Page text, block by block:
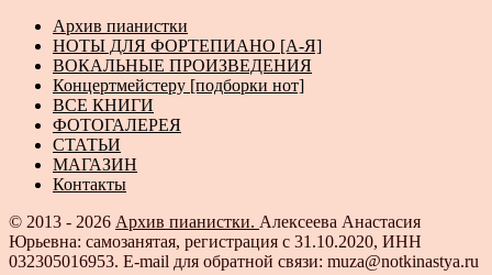
Архив пианистки
НОТЫ ДЛЯ ФОРТЕПИАНО [А-Я]
ВОКАЛЬНЫЕ ПРОИЗВЕДЕНИЯ
Концертмейстеру [подборки нот]
ВСЕ КНИГИ
ФОТОГАЛЕРЕЯ
СТАТЬИ
МАГАЗИН
Контакты
© 2013 - 2026 Архив пианистки. Алексеева Анастасия
Юрьевна: самозанятая, регистрация с 31.10.2020, ИНН
032305016953. E-mail для обратной связи: muza@notkinastya.ru